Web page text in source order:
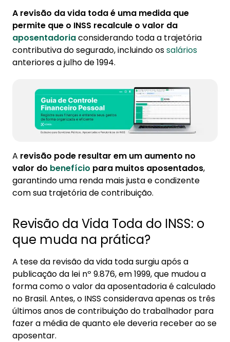
A revisão da vida toda é uma medida que
permite que o INSS recalcule o valor da
aposentadoriaconsiderando toda a trajetória
contributiva do segurado, incluindo ossalários
anteriores a julho de 1994.
A revisão pode resultar em um aumento no
valor do benefício para muitos aposentados,
garantindo uma renda mais justa e condizente
com sua trajetória de contribuição.
Revisão da Vida Toda do INSS: o
que muda na prática?
A tese da revisão da vida toda surgiu após a
publicação da lei nº 9.876, em 1999, que mudou a
forma como o valor da aposentadoria é calculado
no Brasil. Antes, o INSS considerava apenas os três
últimos anos de contribuição do trabalhador para
fazer a média de quanto ele deveria receber ao se
aposentar.